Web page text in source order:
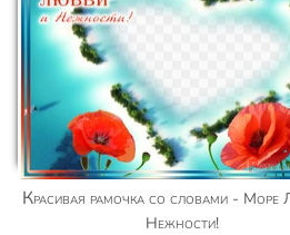
Красивая рамочка со словами - Море Любви и
Нежности!